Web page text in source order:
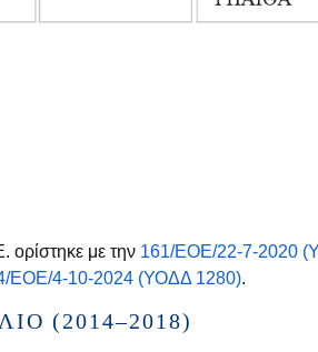
ορίστηκε με την 161/ΕΟΕ/22-7-2020
ΕΟΕ/4-10-2024 (ΥΟΔΔ 1280).
(2014–2018)